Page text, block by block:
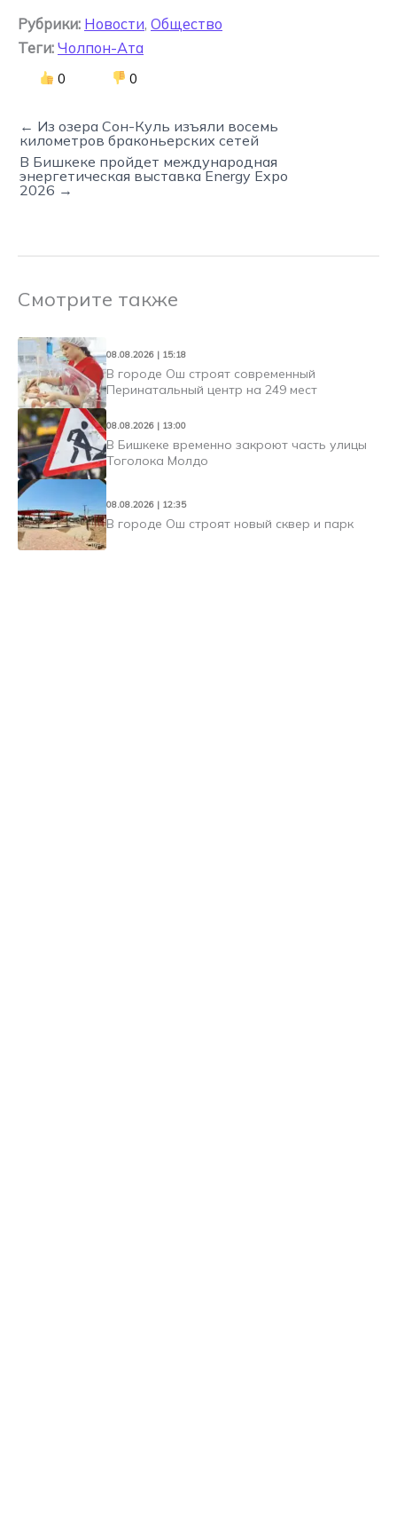
Рубрики: Новости, Общество
Теги: Чолпон-Ата
0 0
← Из озера Сон-Куль изъяли восемь
километров браконьерских сетей
В Бишкеке пройдет международная
энергетическая выставка Energy Expo
2026 →
Смотрите также
08.08.2026 | 15:18
В городе Ош строят современный
Перинатальный центр на 249 мест
08.08.2026 | 13:00
В Бишкеке временно закроют часть улицы
Тоголока Молдо
08.08.2026 | 12:35
В городе Ош строят новый сквер и парк